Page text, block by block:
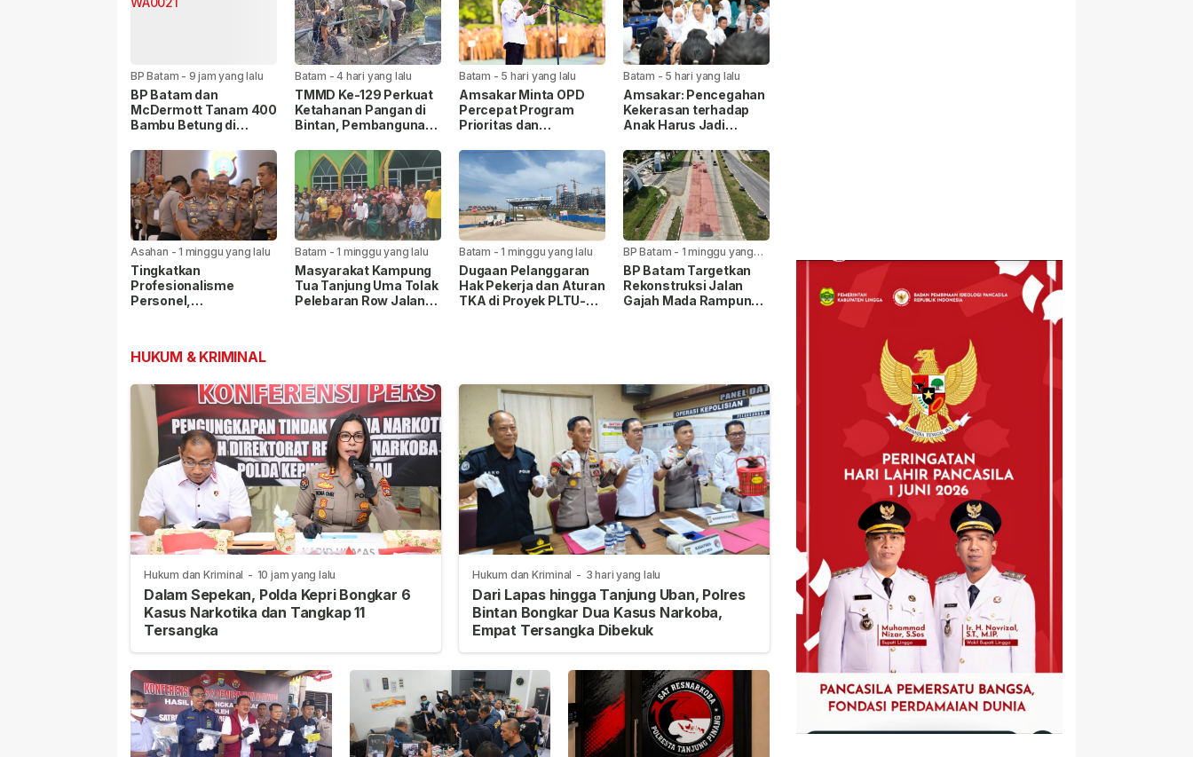
BP Batam - 9 jam yang lalu
BP Batam dan
McDermott Tanam 400
Bambu Betung di
Batam -4 hari yang lalu
TMMD Ke-129 Perkuat
Ketahanan Pangan di
Bintan, Pembangunan
Persen
Batam - 5 hari yang lalu
Amsakar Minta OPD
Percepat Program
Prioritas dan
Pelayanan Publik
Batam - 5 hari yang lalu
Amsakar: Pencegahan
Kekerasan terhadap
Anak Harus Jadi
Asahan -1 minggu yang lalu
Tingkatkan
Profesionalisme
Personel,
Batam -1 minggu yang lalu
Masyarakat Kampung
Tua Tanjung Uma Tolak
Pelebaran Row Jalan
Batam -1 minggu yang lalu
Dugaan Pelanggaran
Hak Pekerja dan Aturan
TKA di Proyek PLTU-
BP Batam - 1 minggu yang
lalu
BP Batam Targetkan
Rekonstruksi Jalan
Gajah Mada Rampung
HUKUM & KRIMINAL
Hukum dan Kriminal - 10 jam yang lalu
Dalam Sepekan, Polda Kepri Bongkar 6
Kasus Narkotika dan Tangkap 11
Tersangka
Hukum dan Kriminal - 3 hari yang lalu
Dari Lapas hingga Tanjung Uban, Polres
Bintan Bongkar Dua Kasus Narkoba,
Empat Tersangka Dibekuk